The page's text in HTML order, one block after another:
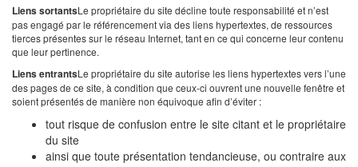
Liens sortantsLe propriétaire du site décline toute responsabilité et n’est
pas engagé par le référencement via des liens hypertextes, de ressources
tierces présentes sur le réseau Internet, tant en ce qui concerne leur contenu
que leur pertinence.
Liens entrantsLe propriétaire du site autorise les liens hypertextes vers l’une
des pages de ce site, à condition que ceux-ci ouvrent une nouvelle fenêtre et
soient présentés de manière non équivoque afin d’éviter :
tout risque de confusion entre le site citant et le propriétaire
du site
ainsi que toute présentation tendancieuse, ou contraire aux